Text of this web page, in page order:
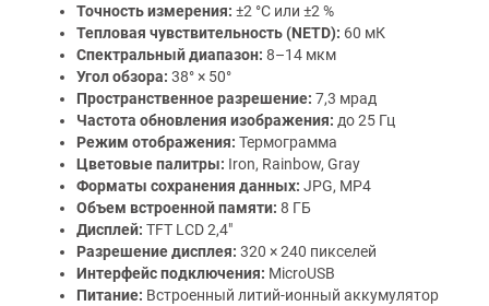
Точность измерения: ±2 °C или ±2 %
Тепловая чувствительность (NETD): 60 мК
Спектральный диапазон: 8–14 мкм
Угол обзора: 38° × 50°
Пространственное разрешение: 7,3 мрад
Частота обновления изображения: до 25 Гц
Режим отображения: Термограмма
Цветовые палитры: Iron, Rainbow, Gray
Форматы сохранения данных: JPG, MP4
Объем встроенной памяти: 8 ГБ
Дисплей: TFT LCD 2,4"
Разрешение дисплея: 320 × 240 пикселей
Интерфейс подключения: MicroUSB
Питание: Встроенный литий-ионный аккумулятор